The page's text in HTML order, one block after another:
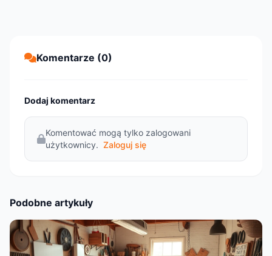
Komentarze (0)
Dodaj komentarz
Komentować mogą tylko zalogowani
użytkownicy. Zaloguj się
Podobne artykuły